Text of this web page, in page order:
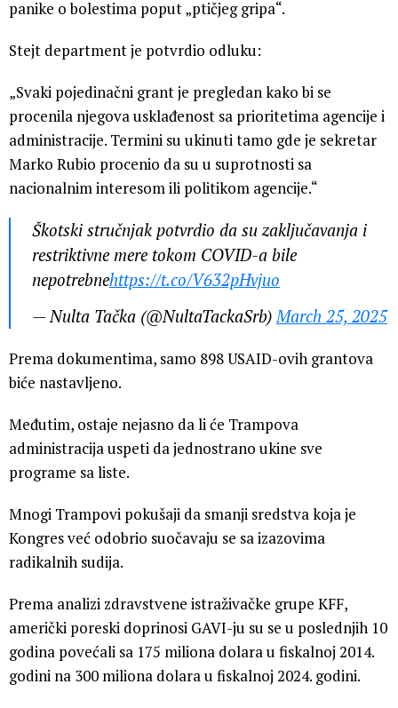
panike o bolestima poput „ptičjeg gripa“.
Stejt department je potvrdio odluku:
„Svaki pojedinačni grant je pregledan kako bi se
procenila njegova usklađenost sa prioritetima agencije i
administracije. Termini su ukinuti tamo gde je sekretar
Marko Rubio procenio da su u suprotnosti sa
nacionalnim interesom ili politikom agencije.“
Škotski stručnjak potvrdio da su zaključavanja i
restriktivne mere tokom COVID-a bile
nepotrebnehttps://t.co/V632pHvjuo
— Nulta Tačka (@NultaTackaSrb) March 25, 2025
Prema dokumentima, samo 898 USAID-ovih grantova
biće nastavljeno.
Međutim, ostaje nejasno da li će Trampova
administracija uspeti da jednostrano ukine sve
programe sa liste.
Mnogi Trampovi pokušaji da smanji sredstva koja je
Kongres već odobrio suočavaju se sa izazovima
radikalnih sudija.
Prema analizi zdravstvene istraživačke grupe KFF,
američki poreski doprinosi GAVI-ju su se u poslednjih 10
godina povećali sa 175 miliona dolara u fiskalnoj 2014.
godini na 300 miliona dolara u fiskalnoj 2024. godini.